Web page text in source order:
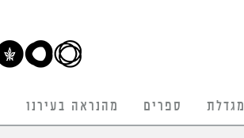
ספרים מהנראה בעירנו